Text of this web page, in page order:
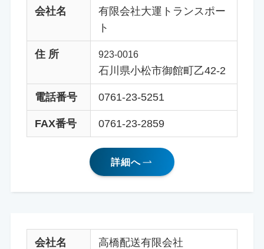
会社名
有限会社大運トランスポー
ト
住 所 923-0016
石川県小松市御館町乙42-2
電話番号 0761-23-5251
FAX番号 0761-23-2859
詳細へ
会社名 高橋配送有限会社